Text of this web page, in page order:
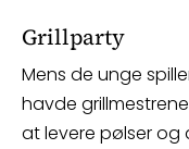
Grillparty
Mens de unge
havde
at levere pølser